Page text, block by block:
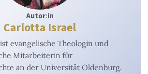
Autor:in
Carlotta Israel
evangelische Theologin und
Mitarbeiterin für
an der Universität Oldenburg.